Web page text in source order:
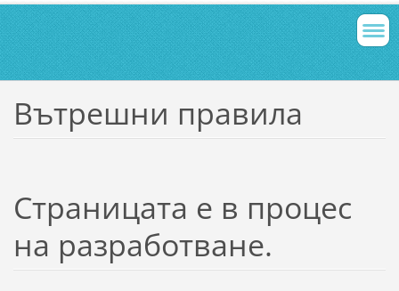
Вътрешни правила
Страницата е в процес
на разработване.